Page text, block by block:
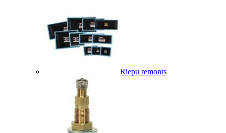
Riepu remonts